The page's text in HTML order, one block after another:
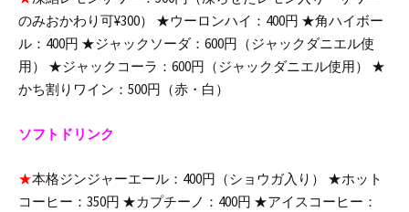
のみおかわり可¥300）
★ウーロンハイ：400円 ★角ハイボー
ル：400円 ★ジャックソーダ：600円（ジャックダニエル使
用）
★ジャックコーラ：600円（ジャックダニエル使用）
★
かち割りワイン：500円（赤・白）
ソフトドリンク
★本格ジンジャーエール：400円（ショウガ入り）
★ホット
コーヒー：350円 ★カプチーノ：400円 ★アイスコーヒー：